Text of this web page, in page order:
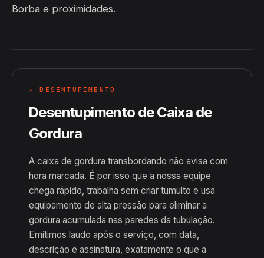
Borba e proximidades.
→ DESENTUPIMENTO
Desentupimento de Caixa de
Gordura
A caixa de gordura transbordando não avisa com
hora marcada. É por isso que a nossa equipe
chega rápido, trabalha sem criar tumulto e usa
equipamento de alta pressão para eliminar a
gordura acumulada nas paredes da tubulação.
Emitimos laudo após o serviço, com data,
descrição e assinatura, exatamente o que a